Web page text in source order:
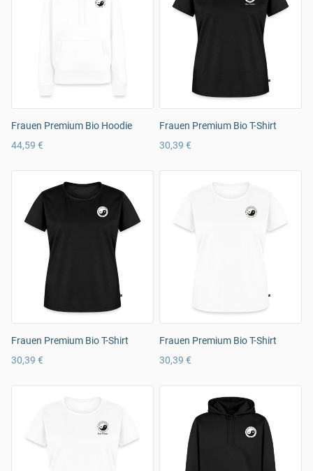
Frauen Premium Bio Hoodie
44,59 €
Frauen Premium Bio T-Shirt
30,39 €
Frauen Premium Bio T-Shirt
30,39 €
Frauen Premium Bio T-Shirt
30,39 €